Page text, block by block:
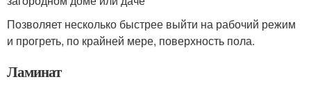
Позволяет несколько быстрее выйти на рабочий режим
и прогреть, по крайней мере, поверхность пола.
Ламинат